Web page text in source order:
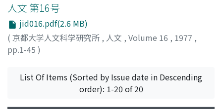
人文 第16号
jid016.pdf(2.6 MB)
( 京都大学人文科学研究所 , 人文 , Volume 16 , 1977 ,
pp.1-45 )
List Of Items (Sorted by Issue date in Descending
order): 1-20 of 20